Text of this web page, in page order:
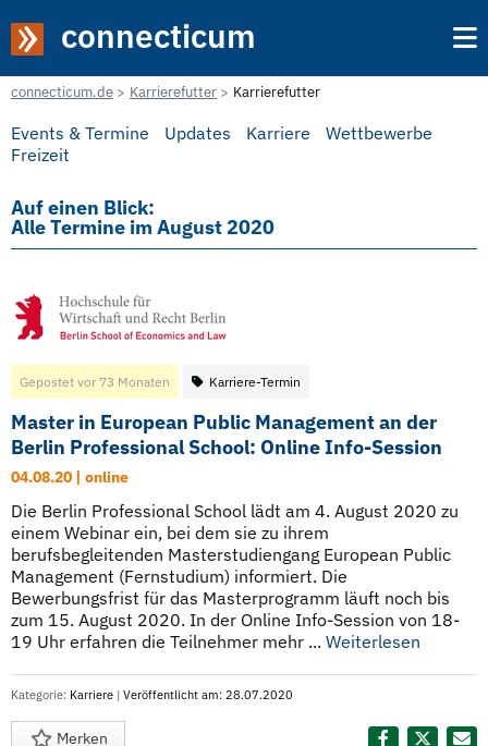
connecticum
connecticum.de Karrierefutter Karrierefutter
Events & Termine Updates Karriere
Wettbewerbe
Freizeit
Auf einen Blick:
Alle Termine im August 2020
Gepostet vor 73 Monaten Karriere-Termin
Master in European Public Management an der
Berlin Professional School: Online Info-Session
04.08.20 | online
Die Berlin Professional School lädt am 4. August 2020 zu
einem Webinar ein, bei dem sie zu ihrem
berufsbegleitenden Masterstudiengang European Public
Management (Fernstudium) informiert. Die
Bewerbungsfrist für das Masterprogramm läuft noch bis
zum 15. August 2020. In der Online Info-Session von 18-
19 Uhr erfahren die Teilnehmer mehr ... Weiterlesen
Kategorie: Karriere | Veröffentlicht am: 28.07.2020
Merken